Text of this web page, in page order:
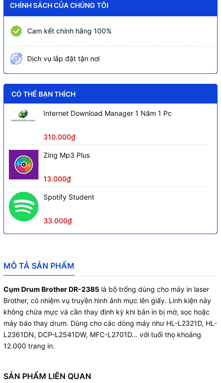
CHÍNH SÁCH CỦA CHÚNG TÔI
Cam kết chính hãng 100%
Dịch vụ lắp đặt tận nơi
CÓ THỂ BẠN THÍCH
Internet Download Manager 1 Năm 1 Pc
310.000₫
Zing Mp3 Plus
13.000₫
Spotify Student
33.000₫
MÔ TẢ SẢN PHẨM
Cụm Drum Brother DR-2385 là bộ trống dùng cho máy in laser
Brother, có nhiệm vụ truyền hình ảnh mực lên giấy. Linh kiện này
không chứa mực và cần thay định kỳ khi bản in bị mờ, sọc hoặc
máy báo thay drum. Dùng cho các dòng máy như HL-L2321D, HL-
L2361DN, DCP-L2541DW, MFC-L2701D… với tuổi thọ khoảng
12.000 trang in.
SẢN PHẨM LIÊN QUAN